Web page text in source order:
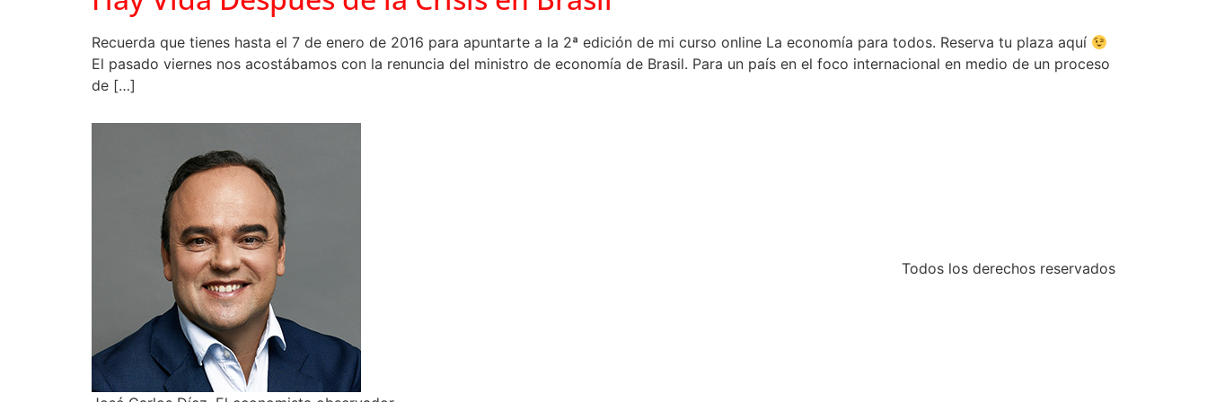
Recuerda que tienes hasta el 7 de enero de 2016 para apuntarte a la 2ª edición de mi curso online La economía para todos. Reserva tu plaza aquí
El pasado viernes nos acostábamos con la renuncia del ministro de economía de Brasil. Para un país en el foco internacional en medio de un proceso
de […]
Todos los derechos reservados